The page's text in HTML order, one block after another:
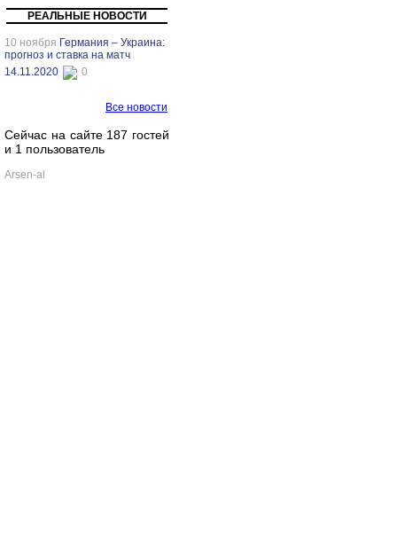
РЕАЛЬНЫЕ НОВОСТИ
10 ноября Германия – Украина:
прогноз и ставка на матч
14.11.2020
0
Все новости
Сейчас на сайте 187 гостей
и 1 пользователь
Arsen-al